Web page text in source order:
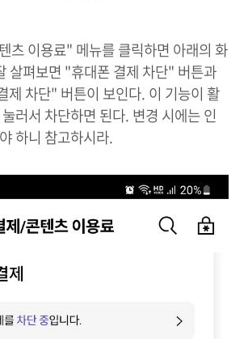
츠 이용료" 메뉴를 클릭하면 아래의 화
살펴보면 "휴대폰 결제 차단" 버튼과
제 차단" 버튼이 보인다. 이 기능이 활
러서 차단하면 된다. 변경 시에는 인
하니 참고하시라.